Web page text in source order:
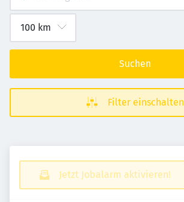
Suchen
Filter einschalten
Jetzt Jobalarm aktivieren!